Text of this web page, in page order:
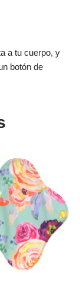
a tu cuerpo, y
botón de